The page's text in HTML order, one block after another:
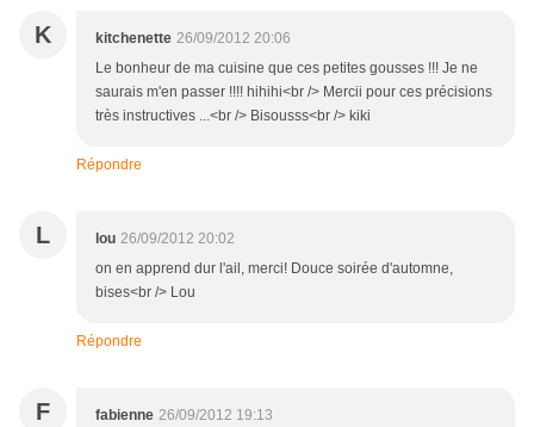
K kitchenette 26/09/2012 20:06
Le bonheur de ma cuisine que ces petites gousses !!! Je ne
saurais m'en passer !!!! hihihi<br /> Mercii pour ces précisions
très instructives ...<br /> Bisousss<br /> kiki
Répondre
L lou 26/09/2012 20:02
on en apprend dur l'ail, merci! Douce soirée d'automne,
bises<br /> Lou
Répondre
F fabienne 26/09/2012 19:13